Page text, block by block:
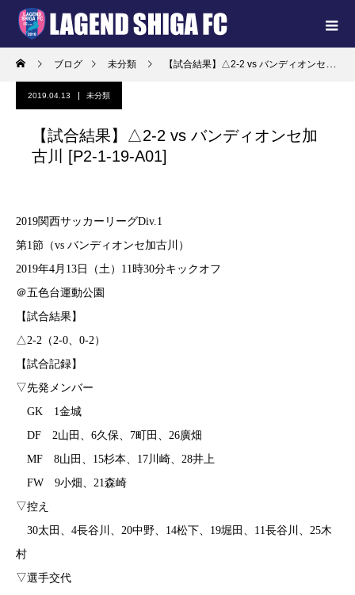
ブログ 未分類 【試合結果】△2-2 vs バンディオンセ加古川 [P2-1-19-A01]
2019.04.13 未分類
【試合結果】△2-2 vs バンディオンセ加
古川 [P2-1-19-A01]
2019関西サッカーリーグDiv.1
第1節（vs バンディオンセ加古川）
2019年4月13日（土）11時30分キックオフ
＠五色台運動公園
【試合結果】
△2-2（2-0、0-2）
【試合記録】
▽先発メンバー
GK 1金城
DF 2山田、6久保、7町田、26廣畑
MF 8山田、15杉本、17川崎、28井上
FW 9小畑、21森崎
▽控え
30太田、4長谷川、20中野、14松下、19堀田、11長谷川、25木
村
▽選手交代